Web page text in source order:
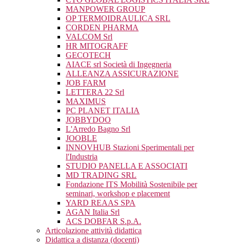
MANPOWER GROUP
OP TERMOIDRAULICA SRL
CORDEN PHARMA
VALCOM Srl
HR MITOGRAFF
GECOTECH
AIACE srl Società di Ingegneria
ALLEANZA ASSICURAZIONE
JOB FARM
LETTERA 22 Srl
MAXIMUS
PC PLANET ITALIA
JOBBYDOO
L'Arredo Bagno Srl
JOOBLE
INNOVHUB Stazioni Sperimentali per
l'Industria
STUDIO PANELLA E ASSOCIATI
MD TRADING SRL
Fondazione ITS Mobilità Sostenibile per
seminari, workshop e placement
YARD REAAS SPA
AGAN Italia Srl
ACS DOBFAR S.p.A.
Articolazione attività didattica
Didattica a distanza (docenti)